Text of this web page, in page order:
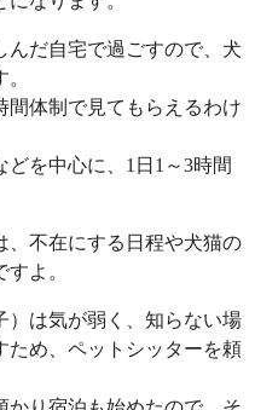
んだ自宅で過ごすので、犬
間体制で見てもらえるわけ
を中心に、1日1～3時間
、不在にする日程や犬猫の
よ。
）は気が弱く、知らない場
ため、ペットシッターを頼